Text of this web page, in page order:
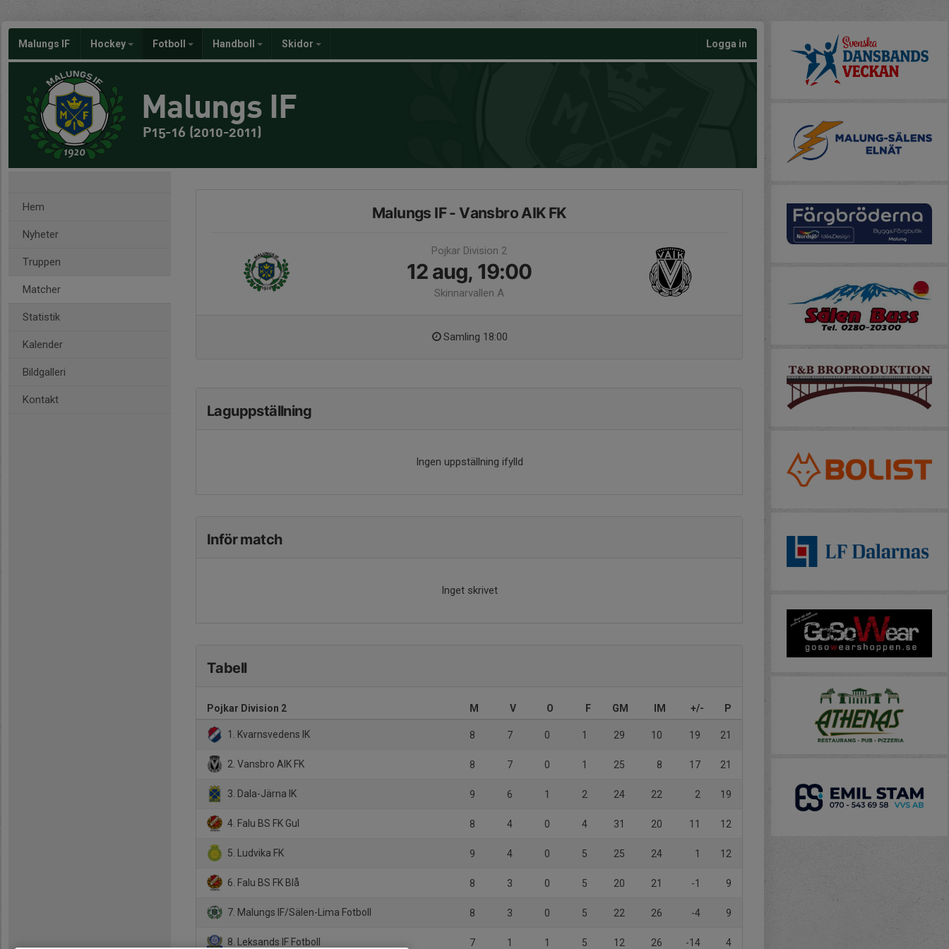
Malungs IF Hockey Fotboll Handboll Skidor Logga in
Malungs IF
P15-16 (2010-2011)
Hem
Nyheter
Truppen
Matcher
Statistik
Kalender
Bildgalleri
Kontakt
Malungs IF - Vansbro AIK FK
Pojkar Division 2
12 aug, 19:00
Skinnarvallen A
Samling 18:00
Laguppställning
Ingen uppställning ifylld
Inför match
Inget skrivet
Tabell
Pojkar Division 2 M V O F GM IM +/- P
1. Kvarnsvedens IK 8 7 0 1 29 10 19 21
2. Vansbro AIK FK 8 7 0 1 25 8 17 21
3. Dala-Järna IK 9 6 1 2 24 22 2 19
4. Falu BS FK Gul 8 4 0 4 31 20 11 12
5. Ludvika FK 9 4 0 5 25 24 1 12
6. Falu BS FK Blå 8 3 0 5 20 21 -1 9
7. Malungs IF/Sälen-Lima Fotboll 8 3 0 5 22 26 -4 9
8. Leksands IF Fotboll 7 1 1 5 12 26 -14 4